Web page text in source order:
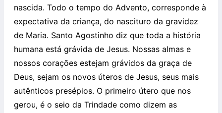
nascida. Todo o tempo do Advento, corresponde à
expectativa da criança, do nascituro da gravidez
de Maria. Santo Agostinho diz que toda a história
humana está grávida de Jesus. Nossas almas e
nossos corações estejam grávidos da graça de
Deus, sejam os novos úteros de Jesus, seus mais
autênticos presépios. O primeiro útero que nos
gerou, é o seio da Trindade como dizem as